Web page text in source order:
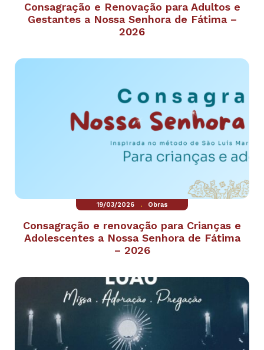
Consagração e Renovação para Adultos e
Gestantes a Nossa Senhora de Fátima –
2026
19/03/2026 . Obras
Consagração e renovação para Crianças e
Adolescentes a Nossa Senhora de Fátima
– 2026